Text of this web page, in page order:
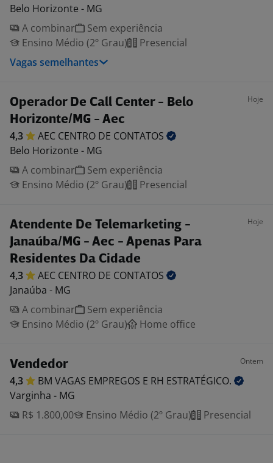
Belo Horizonte - MG
A combinar
Sem experiência
Ensino Médio (2º Grau)
Presencial
Vagas semelhantes
Operador De Call Center - Belo
Horizonte/MG - Aec
Hoje
4,3 AEC CENTRO DE CONTATOS
Belo Horizonte - MG
A combinar
Sem experiência
Ensino Médio (2º Grau)
Presencial
Atendente De Telemarketing -
Janaúba/MG - Aec - Apenas Para
Residentes Da Cidade
Hoje
4,3 AEC CENTRO DE CONTATOS
Janaúba - MG
A combinar
Sem experiência
Ensino Médio (2º Grau)
Home office
Vendedor Ontem
4,3 BM VAGAS EMPREGOS E RH ESTRATÉGICO.
Varginha - MG
R$ 1.800,00
Ensino Médio (2º Grau) Presencial